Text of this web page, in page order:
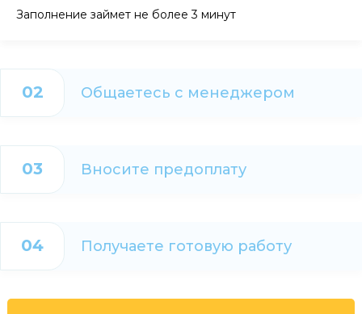
Заполнение займет не более 3 минут
02 Общаетесь с менеджером
03 Вносите предоплату
04 Получаете готовую работу